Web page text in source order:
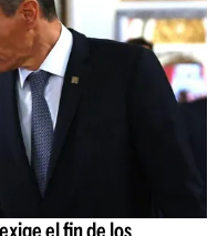
el fin de los